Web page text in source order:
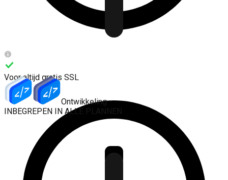
Voor altijd gratis SSL
Keep-Alive
Imunify360
Ontwikkeling
INBEGREPEN IN ALLE PLANNEN